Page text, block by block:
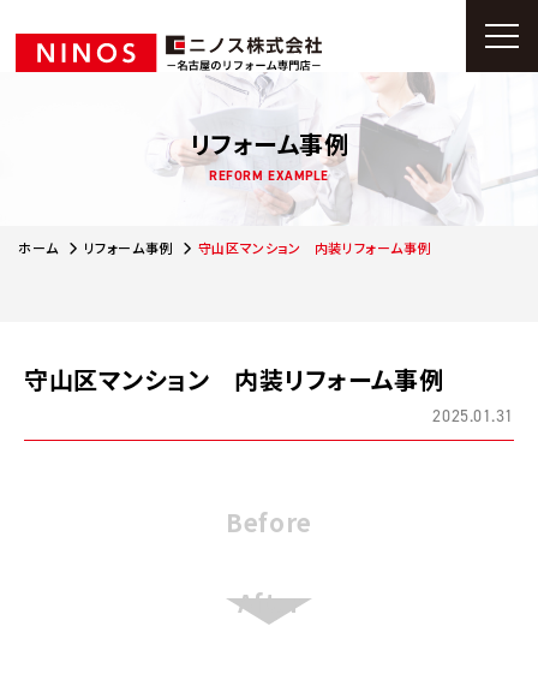
リフォーム事例
REFORM EXAMPLE
ホーム リフォーム事例 守山区マンション 内装リフォーム事例
守山区マンション 内装リフォーム事例
2025.01.31